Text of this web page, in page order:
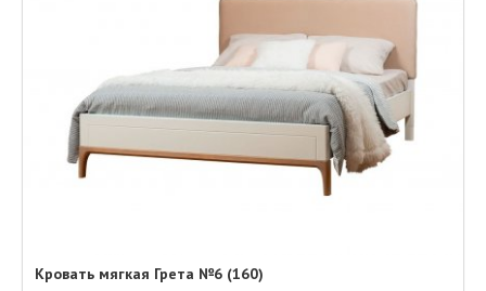
Кровать мягкая Грета №6 (160)